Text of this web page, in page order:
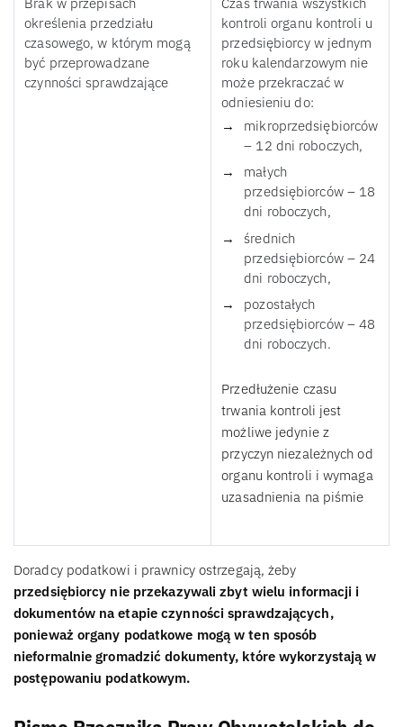
określenia przedziału
czasowego, w którym mogą
być przeprowadzane
czynności sprawdzające
kontroli organu kontroli u
przedsiębiorcy w jednym
roku kalendarzowym nie
może przekraczać w
odniesieniu do:
mikroprzedsiębiorców
– 12 dni roboczych,
małych
przedsiębiorców – 18
dni roboczych,
średnich
przedsiębiorców – 24
dni roboczych,
pozostałych
przedsiębiorców – 48
dni roboczych.
Przedłużenie czasu
trwania kontroli jest
możliwe jedynie z
przyczyn niezależnych od
organu kontroli i wymaga
uzasadnienia na piśmie
Doradcy podatkowi i prawnicy ostrzegają, żeby
przedsiębiorcy nie przekazywali zbyt wielu informacji i
dokumentów na etapie czynności sprawdzających,
ponieważ organy podatkowe mogą w ten sposób
nieformalnie gromadzić dokumenty, które wykorzystają w
postępowaniu podatkowym.